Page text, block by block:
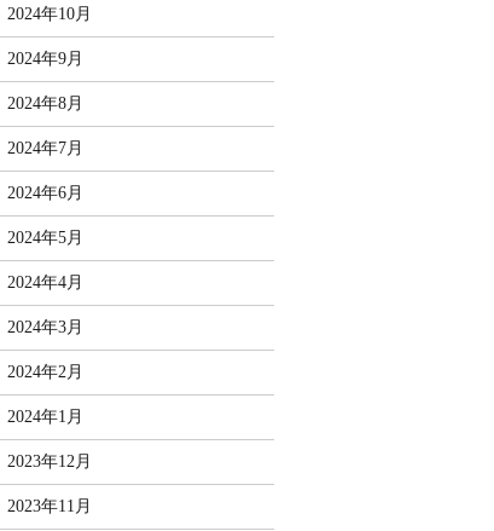
2024年10月
2024年9月
2024年8月
2024年7月
2024年6月
2024年5月
2024年4月
2024年3月
2024年2月
2024年1月
2023年12月
2023年11月